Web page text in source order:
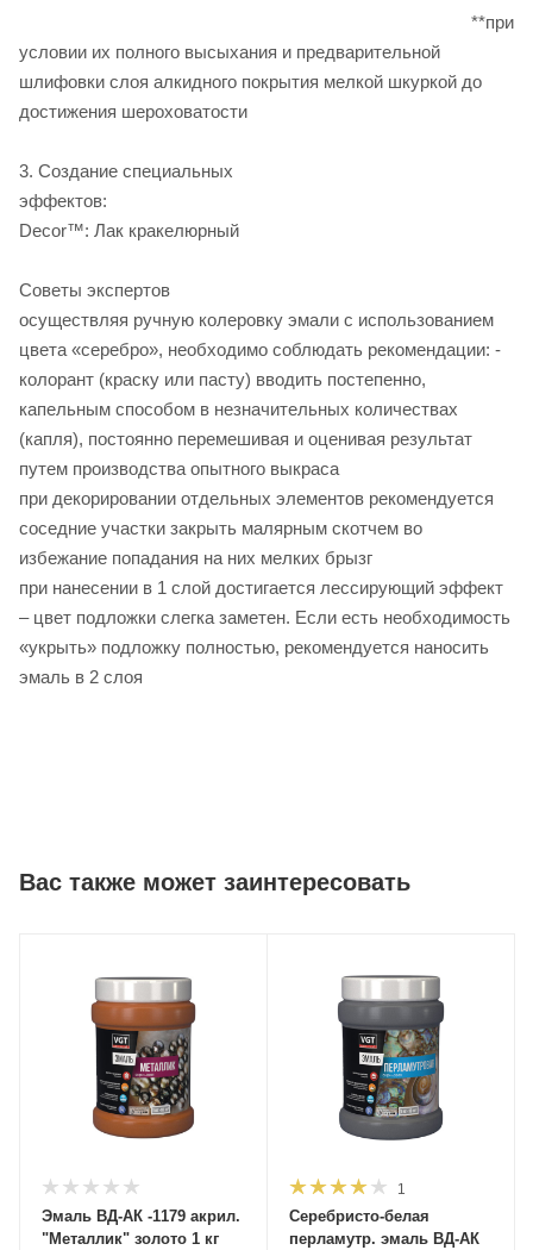
**при
условии их полного высыхания и предварительной
шлифовки слоя алкидного покрытия мелкой шкуркой до
достижения шероховатости
3. Создание специальных
эффектов:
Decor™: Лак кракелюрный
Советы экспертов
осуществляя ручную колеровку эмали с использованием
цвета «серебро», необходимо соблюдать рекомендации: -
колорант (краску или пасту) вводить постепенно,
капельным способом в незначительных количествах
(капля), постоянно перемешивая и оценивая результат
путем производства опытного выкраса
при декорировании отдельных элементов рекомендуется
соседние участки закрыть малярным скотчем во
избежание попадания на них мелких брызг
при нанесении в 1 слой достигается лессирующий эффект
– цвет подложки слегка заметен. Если есть необходимость
«укрыть» подложку полностью, рекомендуется наносить
эмаль в 2 слоя
Вас также может заинтересовать
Эмаль ВД-АК -1179 акрил.
"Металлик" золото 1 кг
1
Серебристо-белая
перламутр. эмаль ВД-АК